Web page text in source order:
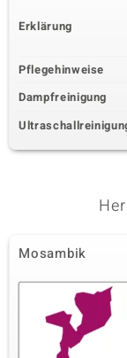
Erklärung
Pflegehinweise
Dampfreinigung
Mosambik